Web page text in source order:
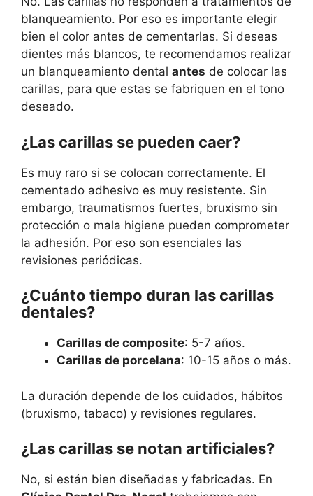
blanqueamiento. Por eso es importante elegir
bien el color antes de cementarlas. Si deseas
dientes más blancos, te recomendamos realizar
un blanqueamiento dental antes de colocar las
carillas, para que estas se fabriquen en el tono
deseado.
¿Las carillas se pueden caer?
Es muy raro si se colocan correctamente. El
cementado adhesivo es muy resistente. Sin
embargo, traumatismos fuertes, bruxismo sin
protección o mala higiene pueden comprometer
la adhesión. Por eso son esenciales las
revisiones periódicas.
¿Cuánto tiempo duran las carillas
dentales?
Carillas de composite: 5-7 años.
Carillas de porcelana: 10-15 años o más.
La duración depende de los cuidados, hábitos
(bruxismo, tabaco) y revisiones regulares.
¿Las carillas se notan artificiales?
No, si están bien diseñadas y fabricadas. En